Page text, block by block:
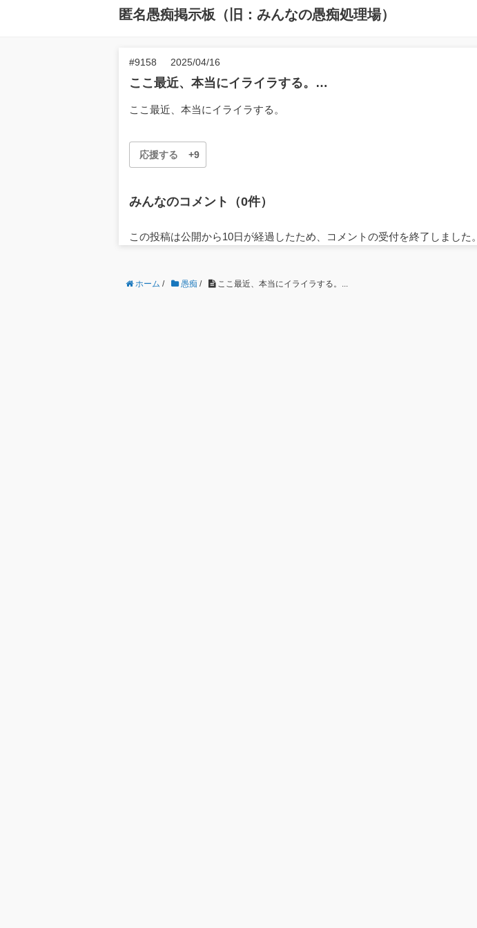
匿名愚痴掲示板（旧：みんなの愚痴処理場）
#9158 2025/04/16
ここ最近、本当にイライラする。…
ここ最近、本当にイライラする。
応援する +9
みんなのコメント（0件）
この投稿は公開から10日が経過したため、コメントの受付を終了しました。
ホーム / 愚痴 / ここ最近、本当にイライラする。...